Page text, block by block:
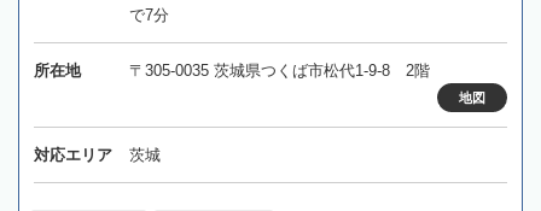
で7分
所在地 〒305-0035 茨城県つくば市松代1-9-8 2階
地図
対応エリア 茨城